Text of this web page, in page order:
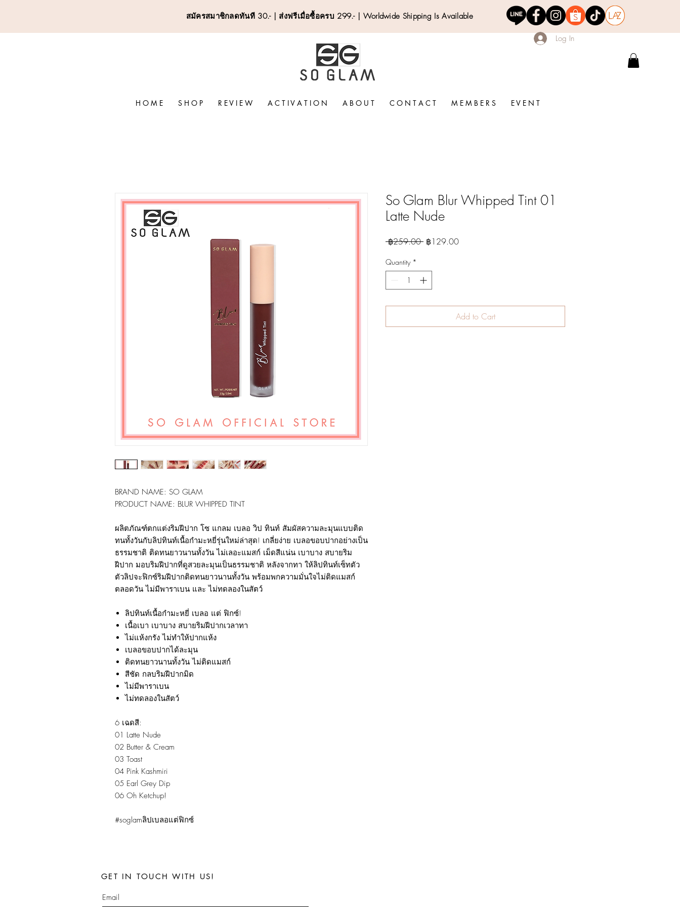
สมัครสมาชิกลดทันที 30.- | ส่งฟรีเมื่อซื้อครบ 299.- | Worldwide Shipping Is Available
Log In
H O M E S H O P R E V I E W A C T I V A T I O N A B O U T C O N T A C T M E M B E R S E V E N T
BRAND NAME: SO GLAM
PRODUCT NAME: BLUR WHIPPED TINT
ผลิตภัณฑ์ตกแต่งริมฝีปาก โซ แกลม เบลอ วิป ทินท์ สัมผัสความละมุนแบบติด
ทนทั้งวันกับลิปทินท์เนื้อกำมะหยี่รุ่นใหม่ล่าสุด! เกลี่ยง่าย เบลอขอบปากอย่างเป็น
ธรรมชาติ ติดทนยาวนานทั้งวัน ไม่เลอะแมสก์ เม็ดสีแน่น เบาบาง สบายริม
ฝีปาก มอบริมฝีปากที่ดูสวยละมุนเป็นธรรมชาติ หลังจากทา ให้ลิปทินท์เซ็ทตัว
ตัวลิปจะฟิกซ์ริมฝีปากติดทนยาวนานทั้งวัน พร้อมพกความมั่นใจไม่ติดแมสก์
ตลอดวัน ไม่มีพาราเบน และ ไม่ทดลองในสัตว์
ลิปทินท์เนื้อกำมะหยี่ เบลอ แต่ ฟิกซ์!
เนื้อเบา เบาบาง สบายริมฝีปากเวลาทา
ไม่แห้งกรัง ไม่ทำให้ปากแห้ง
เบลอขอบปากได้ละมุน
ติดทนยาวนานทั้งวัน ไม่ติดแมสก์
สีชัด กลบริมฝีปากมิด
ไม่มีพาราเบน
ไม่ทดลองในสัตว์
6 เฉดสี:
01 Latte Nude
02 Butter & Cream
03 Toast
04 Pink Kashmiri
05 Earl Grey Dip
06 Oh Ketchup!
#soglamลิปเบลอแต่ฟิกซ์
So Glam Blur Whipped Tint 01
Latte Nude
฿259.00 Regular
฿129.00Sale
Quantity *
Add to Cart
GET IN TOUCH WITH US!